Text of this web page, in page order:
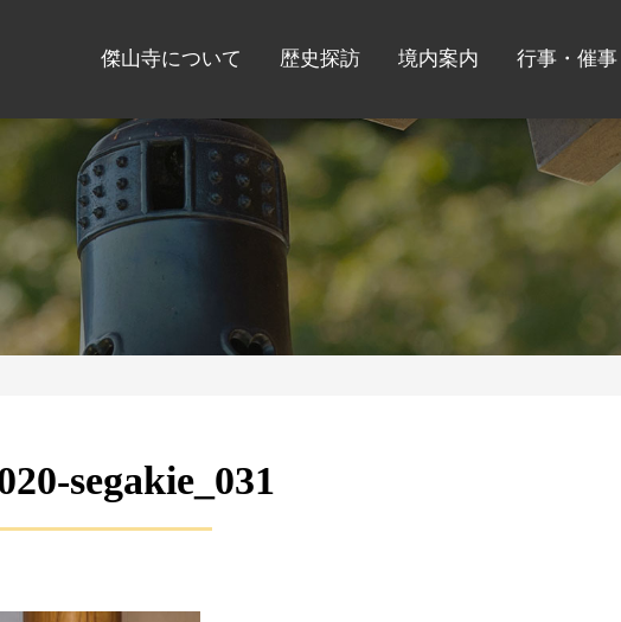
傑山寺について 歴史探訪 境内案内 行事・催事
segakie_031